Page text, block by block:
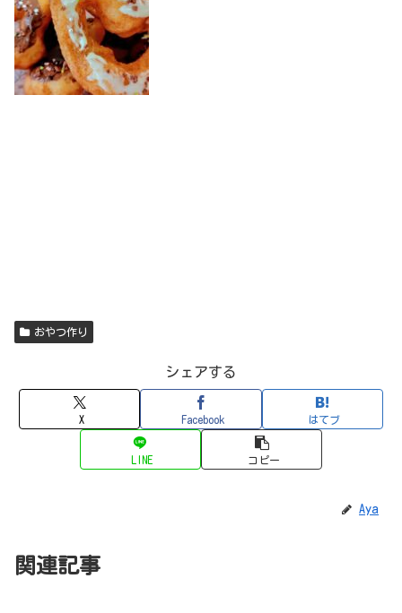
おやつ作り
シェアする
X Facebook はてブ
LINE コピー
Aya
関連記事